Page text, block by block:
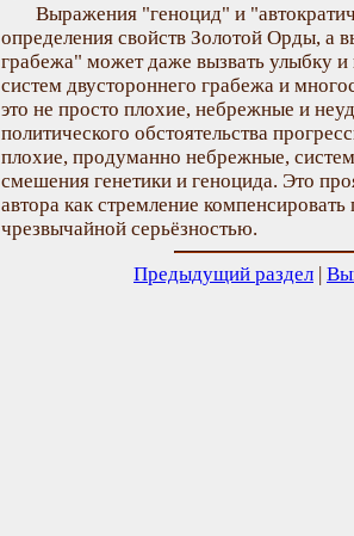
Выражения "геноцид" и
определения свойств Золотой Орды, а
грабежа" может даже вызвать улыбку
систем двустороннего грабежа и
это не просто плохие, небрежные и
политического обстоятельства
плохие, продуманно небрежные,
смешения генетики и геноцида. Это
автора как стремление
чрезвычайной серьёзностью.
Предыдущий раздел |